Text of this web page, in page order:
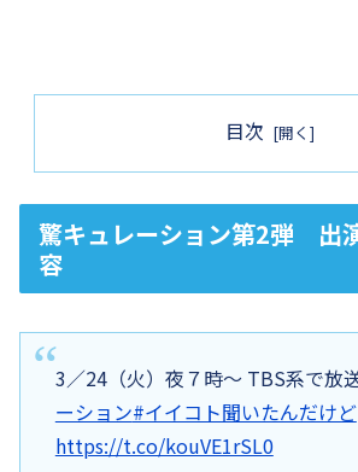
目次
驚キュレーション第2弾 出
容
3／24（火）夜７時〜 TBS系で放
ーション#イイコト聞いたんだけど
https://t.co/kouVE1rSL0